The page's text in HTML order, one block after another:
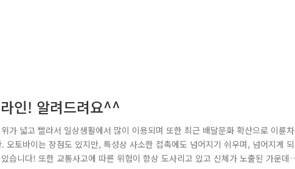
인! 알려드려요^^
가 넓고 빨라서 일상생활에서 많이 이용되며 또한 최근 배달문화 확산으로 이륜차
토바이는 장점도 있지만, 특성상 사소한 접촉에도 넘어지기 쉬우며, 넘어지게 되
습니다! 또한 교통사고에 따른 위험이 항상 도사리고 있고 신체가 노출된 가운데